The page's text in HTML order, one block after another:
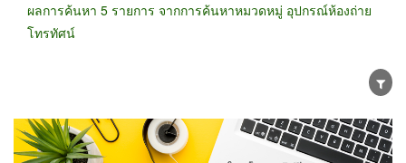
ผลการค้นหา 5 รายการ จากการค้นหาหมวดหมู่ อุปกรณ์ห้องถ่าย
โทรทัศน์
ขายส่ง ขายปลีก ผู้ผลิต
ตัวแทนจัดจำหน่าย